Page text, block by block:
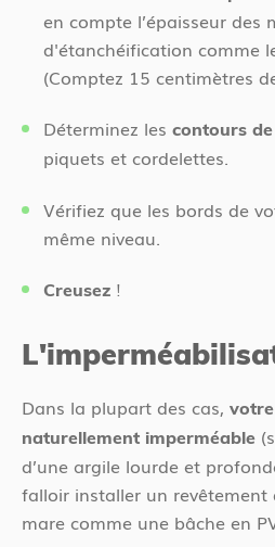
en compte l’épaisseur des
d'étanchéification comme
(Comptez 15 centimètres
Déterminez les contours
piquets et cordelettes.
Vérifiez que les bords de
même niveau.
Creusez !
Dans la plupart des cas,
naturellement imperméable
d’une argile lourde et
falloir installer un
mare comme une bâche en